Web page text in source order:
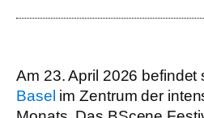
Am 23. April 2026 befindet
Basel im Zentrum der